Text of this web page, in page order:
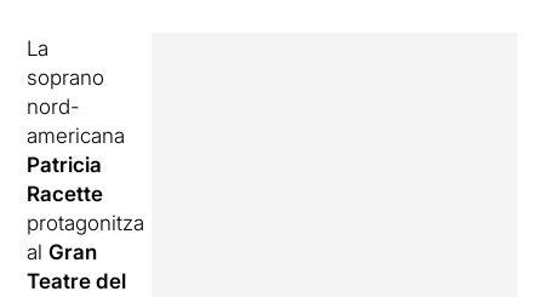
La
soprano
nord-
americana
Patricia
Racette
protagonitza
alGran
Teatre del